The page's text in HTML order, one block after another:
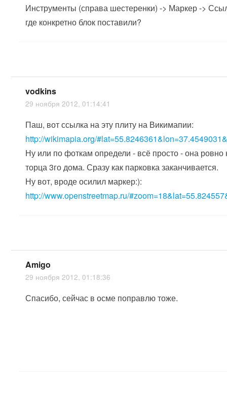
Инструменты (справа шестеренки) -> Маркер ->
где конкретно блок поставили?
vodkins
29 ноября 2012, 01:14:41
Паш, вот ссылка на эту плиту на Викимапии:
http://wikimapia.org/
Ну или по фоткам определи - всё просто - она ровно
торца 3го дома. Сразу как парковка заканчивается.
Ну вот, вроде осилил маркер:):
http://www.openstreetmap.ru/
Amigo
29 ноября 2012, 01:18:36
Спасибо, сейчас в осме поправлю тоже.